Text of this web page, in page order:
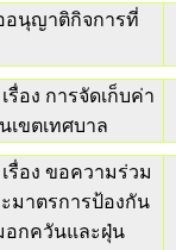
อนุญาติกิจการที่
อง การจัดเก็บค่า
เขตเทศบาล
รื่อง ขอความร่วม
มาตรการป้องกัน
กควันและฝุ่น